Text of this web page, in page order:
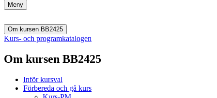
Meny
Om kursen BB2425
Kurs- och programkatalogen
Om kursen BB2425
Inför kursval
Förbereda och gå kurs